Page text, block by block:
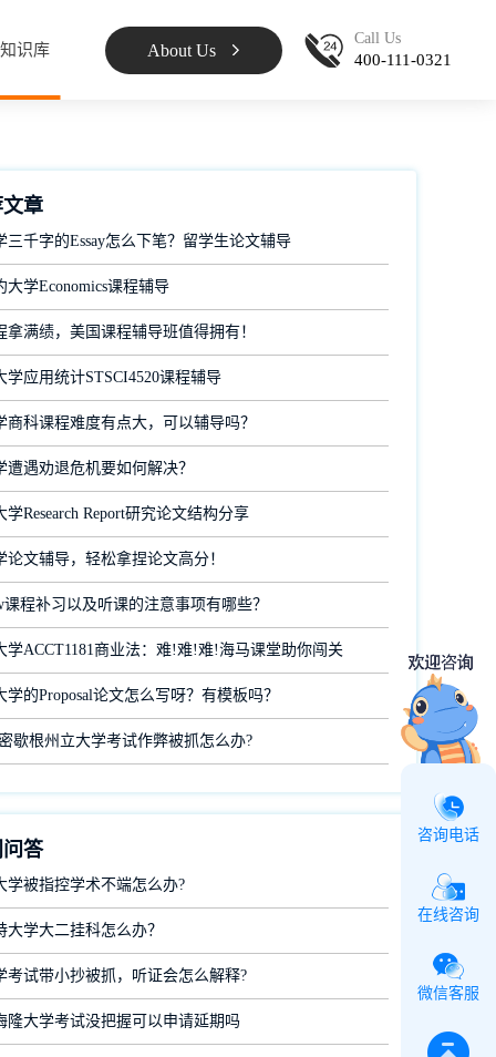
识库 About Us
Call Us
400-111-0321
章
三千字的Essay怎么下笔？留学生论文辅导
大学Economics课程辅导
拿满绩，美国课程辅导班值得拥有！
学应用统计STSCI4520课程辅导
商科课程难度有点大，可以辅导吗？
遭遇劝退危机要如何解决？
学Research Report研究论文结构分享
论文辅导，轻松拿捏论文高分！
程补习以及听课的注意事项有哪些？
学ACCT1181商业法：难!难!难!海马课堂助你闯关
学的Proposal论文怎么写呀？有模板吗？
歇根州立大学考试作弊被抓怎么办?
答
学被指控学术不端怎么办?
大学大二挂科怎么办？
考试带小抄被抓，听证会怎么解释?
隆大学考试没把握可以申请延期吗
咨询电话
在线咨询
微信客服